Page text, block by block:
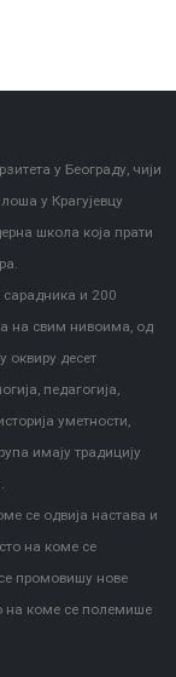
у Београду, чији
у Крагујевцу
школа која прати
и 200
на свим нивоима, од
оквиру десет
педагогија,
уметности,
имају традицију
се одвија настава и
на коме се
промовишу нове
на коме се полемише